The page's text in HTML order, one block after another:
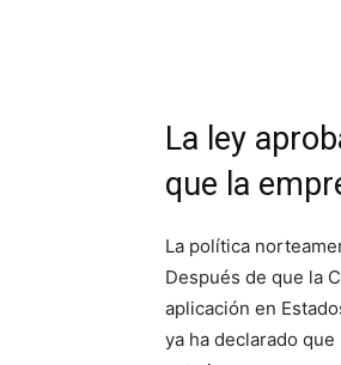
La ley
que la
La política
Después de que la
aplicación en
ya ha declarado